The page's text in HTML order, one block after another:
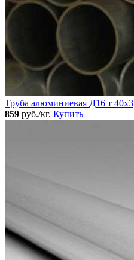
Труба алюминиевая Д16 т 40х3
859 руб./кг. Купить